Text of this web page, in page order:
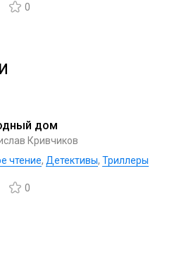
0
дом
Кривчиков
чтение, Детективы, Триллеры
0